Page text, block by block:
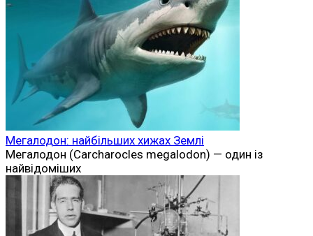
Мегалодон: найбільших хижах Землі
Мегалодон (Carcharocles megalodon) — один із
найвідоміших